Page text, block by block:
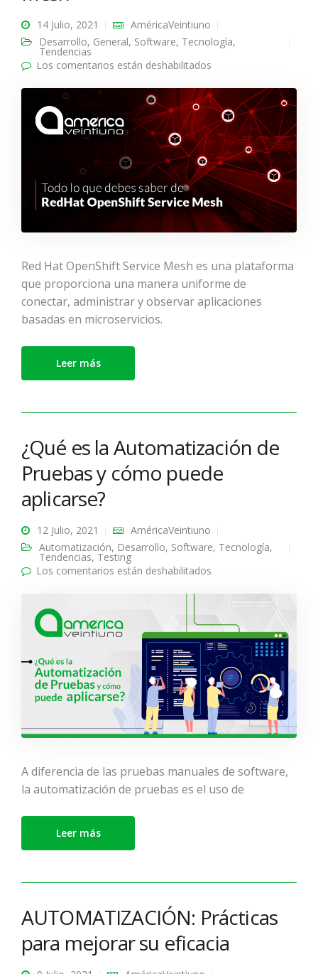
14 Julio, 2021
AméricaVeintiuno
Desarrollo, General, Software, Tecnología,
Tendencias
Los comentarios están deshabilitados
Mesh
Red Hat OpenShift Service Mesh es una plataforma
que proporciona una manera uniforme de
conectar, administrar y observar aplicaciones
basadas en microservicios.
Leer más
¿Qué es la Automatización de
Pruebas y cómo puede
aplicarse?
12 Julio, 2021
AméricaVeintiuno
Automatización, Desarrollo, Software, Tecnología,
Tendencias, Testing
Los comentarios están deshabilitados
aplicarse?
A diferencia de las pruebas manuales de software,
la automatización de pruebas es el uso de
Leer más
AUTOMATIZACIÓN: Prácticas
para mejorar su eficacia